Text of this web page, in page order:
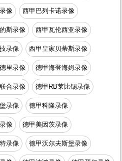
像 西甲巴列卡诺录像
斯录像 西甲瓦伦西亚录像
录像 西甲皇家贝蒂斯录像
里录像 德甲海登海姆录像
合录像 德甲RB莱比锡录像
录像 德甲科隆录像
像 德甲美因茨录像
录像 德甲沃尔夫斯堡录像